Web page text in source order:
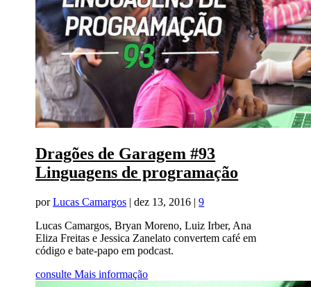
Dragões de Garagem #93
Linguagens de programação
porLucas Camargos |dez 13, 2016 |9
Lucas Camargos, Bryan Moreno, Luiz Irber, Ana
Eliza Freitas e Jessica Zanelato convertem café em
código e bate-papo em podcast.
consulte Mais informação